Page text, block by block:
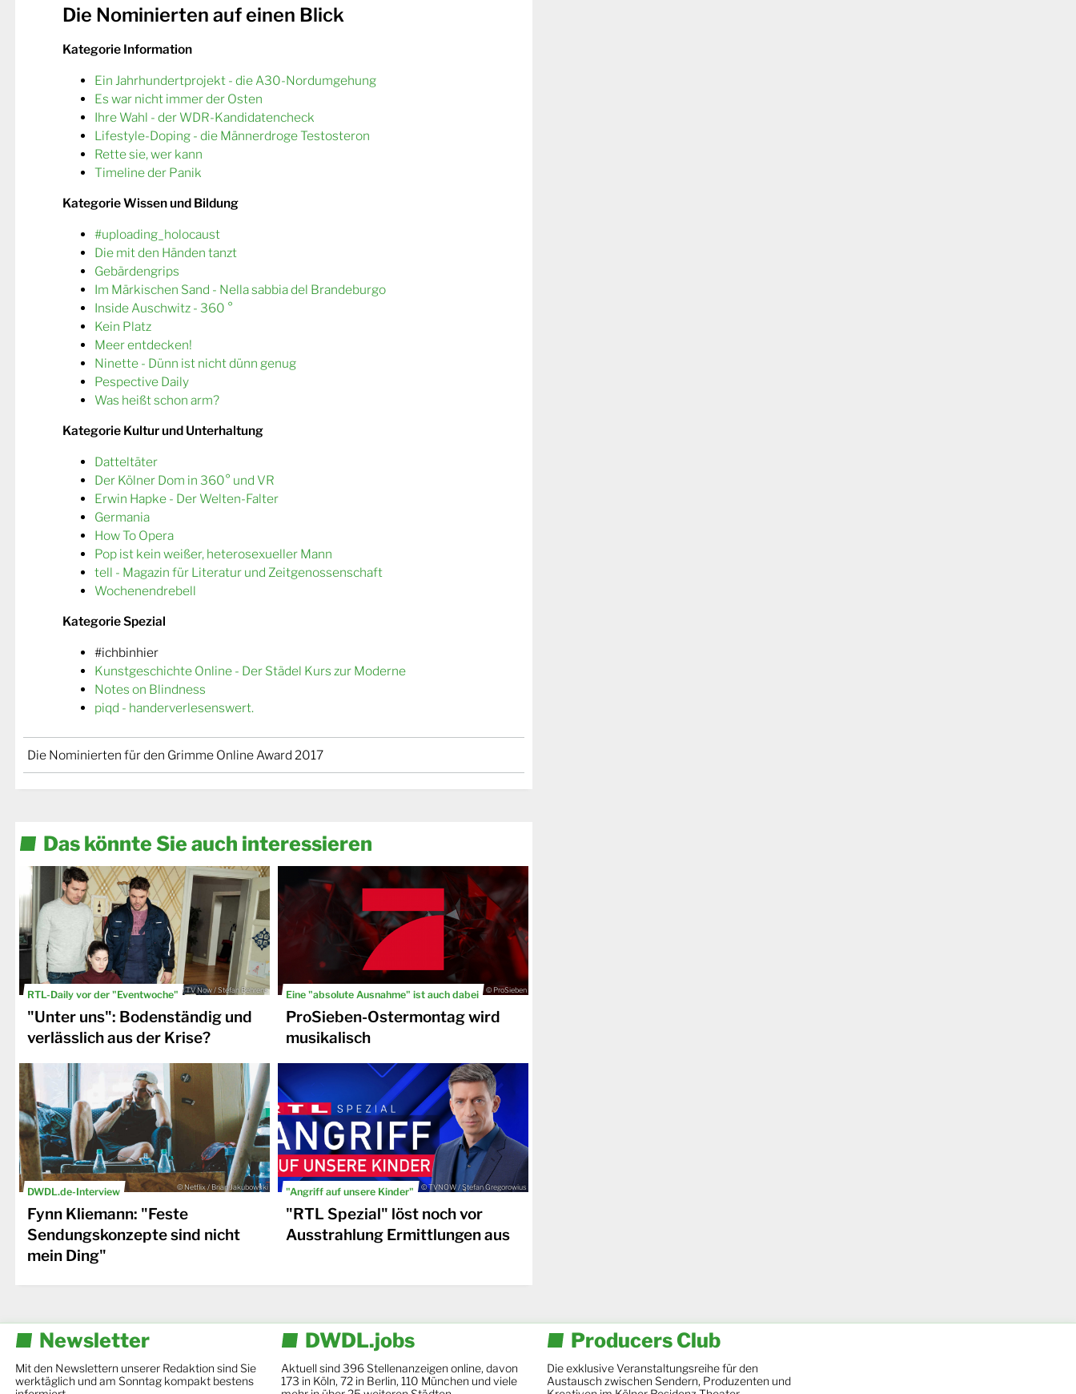
Die Nominierten auf einen Blick
Kategorie Information
Ein Jahrhundertprojekt - die A30-Nordumgehung
Es war nicht immer der Osten
Ihre Wahl - der WDR-Kandidatencheck
Lifestyle-Doping - die Männerdroge Testosteron
Rette sie, wer kann
Timeline der Panik
Kategorie Wissen und Bildung
#uploading_holocaust
Die mit den Händen tanzt
Gebärdengrips
Im Märkischen Sand - Nella sabbia del Brandeburgo
Inside Auschwitz - 360 °
Kein Platz
Meer entdecken!
Ninette - Dünn ist nicht dünn genug
Pespective Daily
Was heißt schon arm?
Kategorie Kultur und Unterhaltung
Datteltäter
Der Kölner Dom in 360° und VR
Erwin Hapke - Der Welten-Falter
Germania
How To Opera
Pop ist kein weißer, heterosexueller Mann
tell - Magazin für Literatur und Zeitgenossenschaft
Wochenendrebell
Kategorie Spezial
#ichbinhier
Kunstgeschichte Online - Der Städel Kurs zur Moderne
Notes on Blindness
piqd - handerverlesenswert.
Die Nominierten für den Grimme Online Award 2017
Das könnte Sie auch interessieren
RTL-Daily vor der "Eventwoche" © TV Now / Stefan Behrens
"Unter uns": Bodenständig und
verlässlich aus der Krise?
Eine "absolute Ausnahme" ist auch dabei © ProSieben
ProSieben-Ostermontag wird
musikalisch
DWDL.de-Interview © Netflix / Brian Jakubowski
Fynn Kliemann: "Feste
Sendungskonzepte sind nicht
mein Ding"
"Angriff auf unsere Kinder" © TVNOW / Stefan Gregorowius
"RTL Spezial" löst noch vor
Ausstrahlung Ermittlungen aus
Newsletter
Mit den Newslettern unserer Redaktion sind Sie
werktäglich und am Sonntag kompakt bestens
DWDL.jobs
Aktuell sind 396 Stellenanzeigen online, davon
173 in Köln, 72 in Berlin, 110 München und viele
Producers Club
Die exklusive Veranstaltungsreihe für den
Austausch zwischen Sendern, Produzenten und